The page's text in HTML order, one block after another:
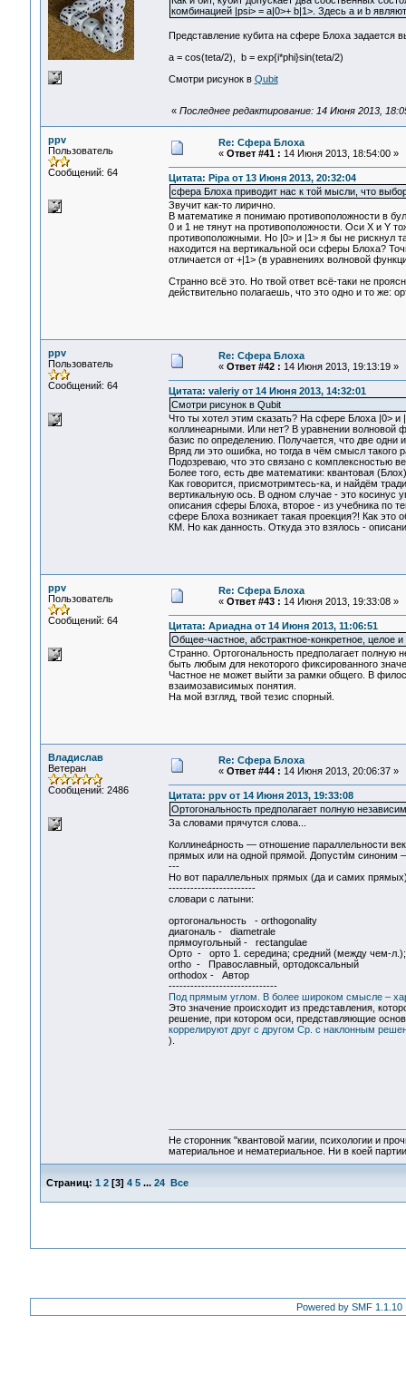
комбинацией |psi> = a|0>+ b|1>. Здесь a и b
Представление кубита на сфере Блоха задается
a = cos(teta/2), b = exp{i*phi}sin(teta/2)
Смотри рисунок в Qubit
« Последнее редактирование: 14 Июня 2013,
ppv
Пользователь
Сообщений: 64
Re: Сфера Блоха
« Ответ #41 : 14 Июня 2013, 18:54:00 »
Цитата: Pipa от 13 Июня 2013, 20:32:04
сфера Блоха приводит нас к той мысли, что
Звучит как-то лирично.
В математике я понимаю противоположности в
0 и 1 не тянут на противоположности. Оси Х и Y
противоположными. Но |0> и |1> я бы не рискнул
находится на вертикальной оси сферы Блоха?
отличается от +|1> (в уравнениях волновой
Странно всё это. Но твой ответ всё-таки не
действительно полагаешь, что это одно и то же:
ppv
Пользователь
Сообщений: 64
Re: Сфера Блоха
« Ответ #42 : 14 Июня 2013, 19:13:19 »
Цитата: valeriy от 14 Июня 2013, 14:32:01
Смотри рисунок в Qubit
Что ты хотел этим сказать? На сфере Блоха |0> и
коллинеарными. Или нет? В уравнении волновой
базис по определению. Получается, что две одни
Вряд ли это ошибка, но тогда в чём смысл такого
Подозреваю, что это связано с комплексностью
Более того, есть две математики: квантовая
Как говорится, присмотримтесь-ка, и найдём
вертикальную ось. В одном случае - это косинус
описания сферы Блоха, второе - из учебника по
сфере Блоха возникает такая проекция?! Как
КМ. Но как данность. Откуда это взялось -
ppv
Пользователь
Сообщений: 64
Re: Сфера Блоха
« Ответ #43 : 14 Июня 2013, 19:33:08 »
Цитата: Ариадна от 14 Июня 2013, 11:06:51
Общее-частное, абстрактное-конкретное, целое и
Странно. Ортогональность предполагает полную
быть любым для некоторого фиксированного
Частное не может выйти за рамки общего. В
взаимозависимых понятия.
На мой взгляд, твой тезис спорный.
Владислав
Ветеран
Сообщений: 2486
Re: Сфера Блоха
« Ответ #44 : 14 Июня 2013, 20:06:37 »
Цитата: ppv от 14 Июня 2013, 19:33:08
Ортогональность предполагает полную
За словами прячутся слова...
Коллинеа́рность — отношение параллельности
прямых или на одной прямой. Допусти́м синоним
---
Но вот параллельных прямых (да и самих прямых)
------------------------
словари с латыни:
ортогональность - orthogonality
диагональ - diametrale
прямоугольный - rectangulae
Орто - орто 1. середина; средний (между чем-
ortho - Православный, ортодоксальный
orthodox - Автор
------------------------------
Под прямым углом. В более широком смысле –
Это значение происходит из представления,
решение, при котором оси, представляющие
коррелируют друг с другом Ср. с наклонным
).
Не сторонник "квантовой магии, психологии и
материальное и нематериальное. Ни в коей
Страниц: 1 2[3] 4 5 ... 24 Все
Powered by SMF 1.1.10